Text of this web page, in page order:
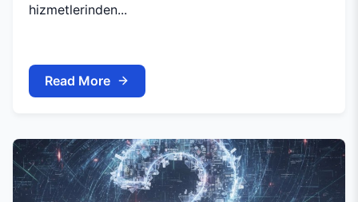
hizmetlerinden...
Read More